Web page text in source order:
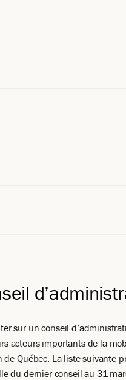
sur un conseil
acteurs importants de la
de Québec. La liste suivante
du dernier conseil au 31